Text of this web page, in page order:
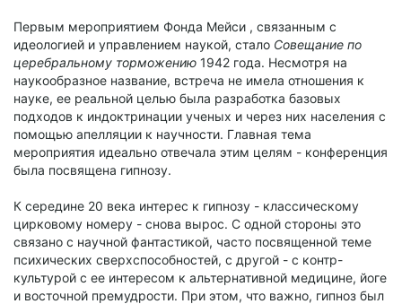
Первым мероприятием Фонда Мейси , связанным с
идеологией и управлением наукой, стало Совещание по
церебральному торможению 1942 года. Несмотря на
наукообразное название, встреча не имела отношения к
науке, ее реальной целью была разработка базовых
подходов к индоктринации ученых и через них населения с
помощью апелляции к научности. Главная тема
мероприятия идеально отвечала этим целям - конференция
была посвящена гипнозу.
К середине 20 века интерес к гипнозу - классическому
цирковому номеру - снова вырос. С одной стороны это
связано с научной фантастикой, часто посвященной теме
психических сверхспособностей, с другой - с контр-
культурой с ее интересом к альтернативной медицине, йоге
и восточной премудрости. При этом, что важно, гипноз был